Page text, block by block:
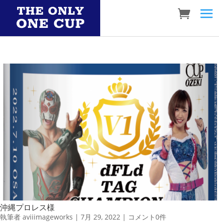
沖縄プロレス様
執筆者 aviiimageworks | 7月 29, 2022 | コメント0件